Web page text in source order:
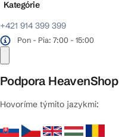
+421 914 399 399
Pon - Pia: 7:00 - 15:00
Podpora HeavenShop
Hovoríme týmito jazykmi:
Kategórie